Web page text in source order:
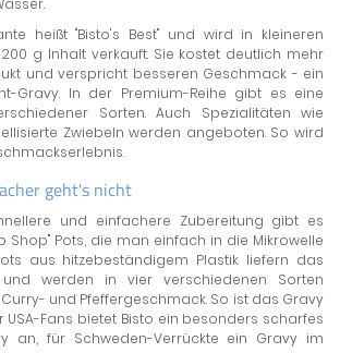
heißt "Bisto's Best" und wird in kleineren
g Inhalt verkauft. Sie kostet deutlich mehr
und verspricht besseren Geschmack - ein
Gravy. In der Premium-Reihe gibt es eine
Sorten. Auch Spezialitäten wie
Zwiebeln werden angeboten. So wird
geht's nicht
und einfachere Zubereitung gibt es
Shop" Pots, die man einfach in die Mikrowelle
aus hitzebeständigem Plastik liefern das
und werden in vier verschiedenen Sorten
Curry- und Pfeffergeschmack. So ist das Gravy
USA-Fans bietet Bisto ein besonders scharfes
an, für Schweden-Verrückte ein Gravy im